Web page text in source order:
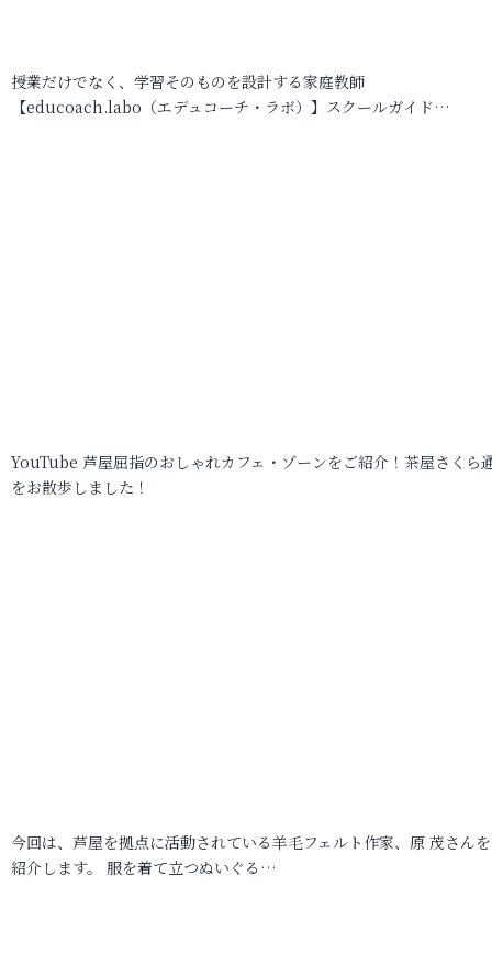
授業だけでなく、学習そのものを設計する家庭教師
【educoach.labo（エデュコーチ・ラボ）】スクールガイド…
YouTube 芦屋屈指のおしゃれカフェ・ゾーンをご紹介！茶屋さくら
をお散歩しました！
今回は、芦屋を拠点に活動されている羊毛フェルト作家、原 茂さん
紹介します。 服を着て立つぬいぐる…